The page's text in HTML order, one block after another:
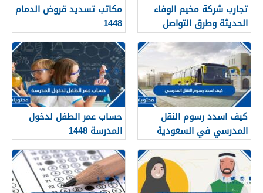
تجارب شركة مخيم الوفاء
الحديثة وطرق التواصل
معهم 1448
مكاتب تسديد قروض الدمام
1448
كيف اسدد رسوم النقل
المدرسي في السعودية
1448
حساب عمر الطفل لدخول
المدرسة 1448